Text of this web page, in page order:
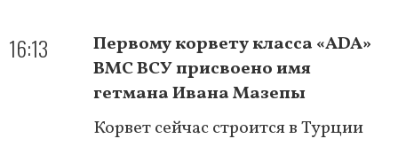
16:13
Первому корвету класса «ADA»
ВМС ВСУ присвоено имя
гетмана Ивана Мазепы
Корвет сейчас строится в Турции